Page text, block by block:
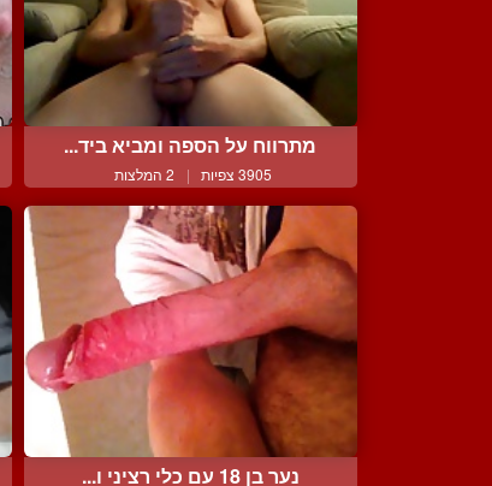
מתרווח על הספה ומביא ביד...
3905 צפיות | 2 המלצות
נער בן 18 עם כלי רציני ו...